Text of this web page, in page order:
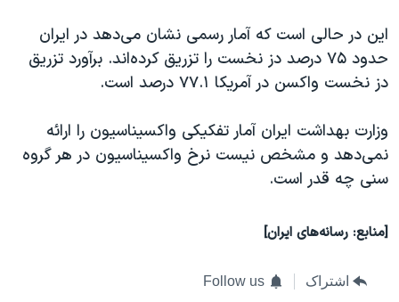
این در حالی است که آمار رسمی نشان می‌دهد در ایران
حدود ۷۵ درصد دز نخست را تزریق کرده‌اند. برآورد تزریق
دز نخست واکسن در آمریکا ۷۷.۱ درصد است.
وزارت بهداشت ایران آمار تفکیکی واکسیناسیون را ارائه
نمی‌دهد و مشخص نیست نرخ واکسیناسیون در هر گروه
سنی چه قدر است.
[منابع: رسانه‌های ایران]
اشتراک Follow us